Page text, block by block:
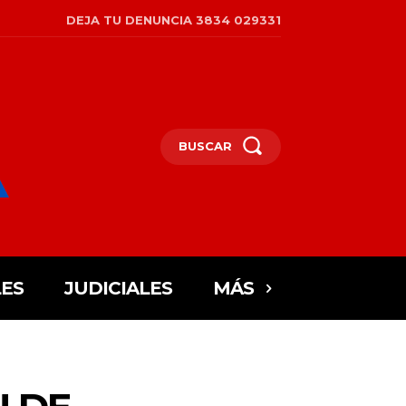
DEJA TU DENUNCIA 3834 029331
BUSCAR
JUDICIALES MÁS